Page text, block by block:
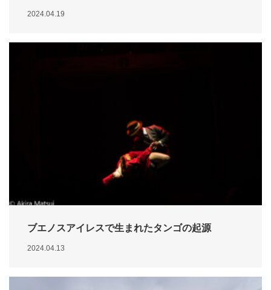
2024.04.19
ブエノスアイレスで生まれたタンゴの起源
2024.04.13